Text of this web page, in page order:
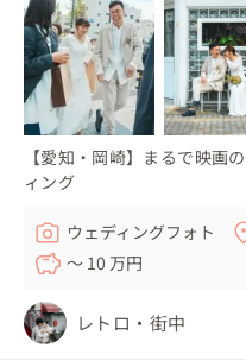
【愛知・岡崎】まるで映画
ィング
ウェディングフォト
〜 10 万円
レトロ・街中